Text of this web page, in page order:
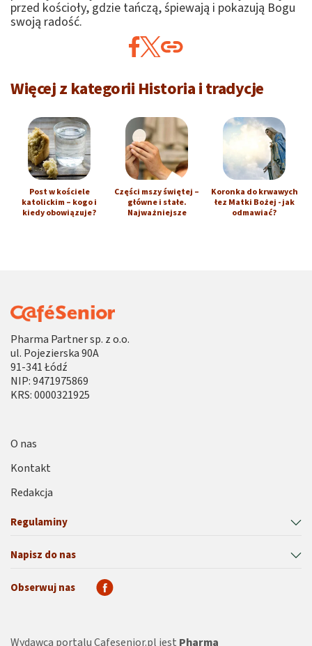
przed kościoły, gdzie tańczą, śpiewają i pokazują Bogu
swoją radość.
Więcej z kategorii Historia i tradycje
Post w kościele
katolickim – kogo i
kiedy obowiązuje?
Części mszy świętej –
główne i stałe.
Najważniejsze
Koronka do krwawych
łez Matki Bożej - jak
odmawiać?
Pharma Partner sp. z o.o.
ul. Pojezierska 90A
91-341 Łódź
NIP: 9471975869
KRS: 0000321925
Regulaminy
Napisz do nas
O nas
Kontakt
Redakcja
Obserwuj nas
Wydawcą portalu Cafesenior.pl jest Pharma